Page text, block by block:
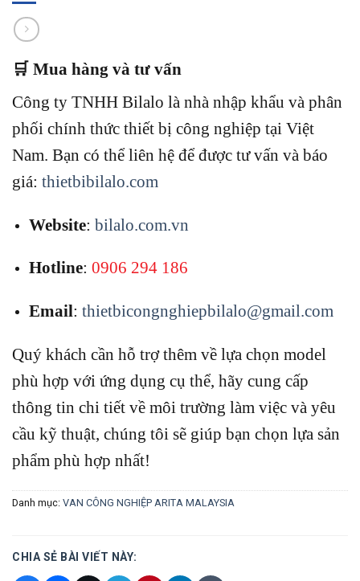
🛒 Mua hàng và tư vấn
Công ty TNHH Bilalo là nhà nhập khẩu và phân
phối chính thức thiết bị công nghiệp tại Việt
Nam. Bạn có thể liên hệ để được tư vấn và báo
giá: thietbibilalo.com
Website: bilalo.com.vn
Hotline: 0906 294 186
Email: thietbicongnghiepbilalo@gmail.com
Quý khách cần hỗ trợ thêm về lựa chọn model
phù hợp với ứng dụng cụ thể, hãy cung cấp
thông tin chi tiết về môi trường làm việc và yêu
cầu kỹ thuật, chúng tôi sẽ giúp bạn chọn lựa sản
phẩm phù hợp nhất!
Danh mục: VAN CÔNG NGHIỆP ARITA MALAYSIA
CHIA SẺ BÀI VIẾT NÀY: